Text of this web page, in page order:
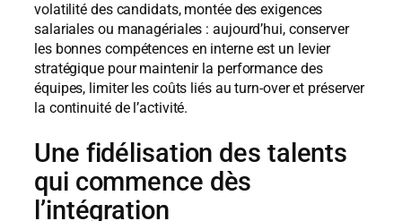
volatilité des candidats, montée des exigences
salariales ou managériales : aujourd’hui, conserver
les bonnes compétences en interne est un levier
stratégique pour maintenir la performance des
équipes, limiter les coûts liés au turn-over et préserver
la continuité de l’activité.
Une fidélisation des talents
qui commence dès
l’intégration